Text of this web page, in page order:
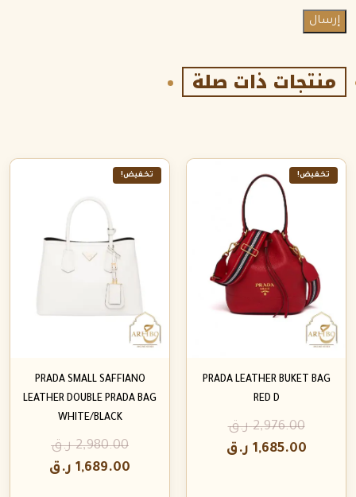
منتجات ذات صلة
تخفيض!
PRADA LEATHER BUKET BAG
RED D
2,976.00 ر.ق
1,685.00 ر.ق
تخفيض!
PRADA SMALL SAFFIANO
LEATHER DOUBLE PRADA BAG
WHITE/BLACK
2,980.00 ر.ق
1,689.00 ر.ق